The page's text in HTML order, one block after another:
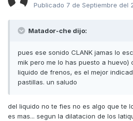
Publicado 7 de Septiembre del
Matador-che dijo:
pues ese sonido CLANK jamas lo
mik pero me lo has puesto a huevo)
liquido de frenos, es el mejor
pastillas. un saludo
del liquido no te fies no es algo que te
es mas... segun la dilatacion de los